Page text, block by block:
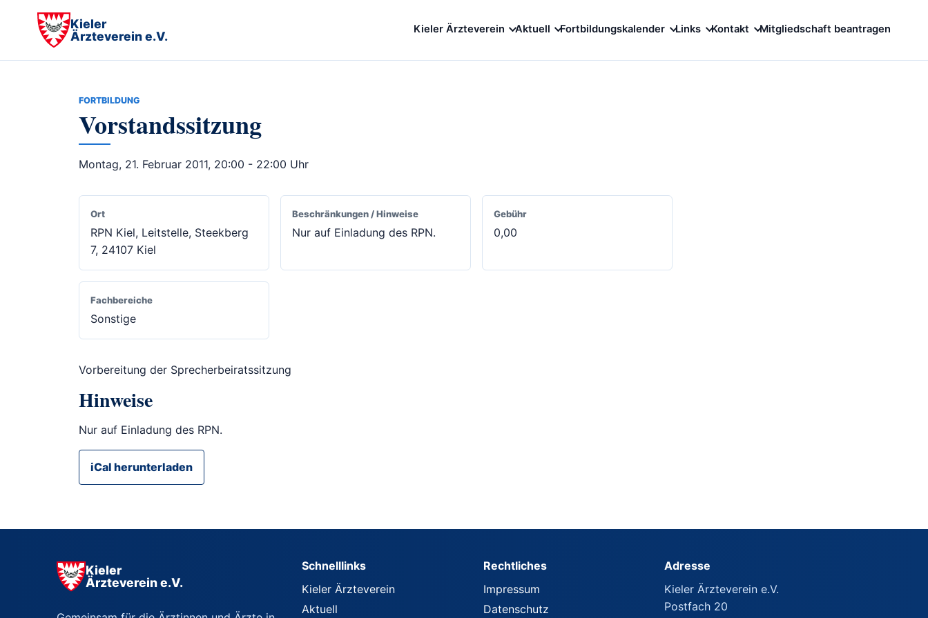
Kieler
Ärzteverein e.V.
Kieler Ärzteverein Aktuell Fortbildungskalender Links Kontakt Mitgliedschaft beantragen
FORTBILDUNG
Vorstandssitzung
Montag, 21. Februar 2011, 20:00 - 22:00 Uhr
Ort
RPN Kiel, Leitstelle, Steekberg
7, 24107 Kiel
Beschränkungen / Hinweise
Nur auf Einladung des RPN.
Gebühr
0,00
Fachbereiche
Sonstige
Vorbereitung der Sprecherbeiratssitzung
Hinweise
Nur auf Einladung des RPN.
iCal herunterladen
Kieler
Ärzteverein e.V.
Schnelllinks
Kieler Ärzteverein
Aktuell
Rechtliches
Impressum
Datenschutz
Adresse
Kieler Ärzteverein e.V.
Postfach 20